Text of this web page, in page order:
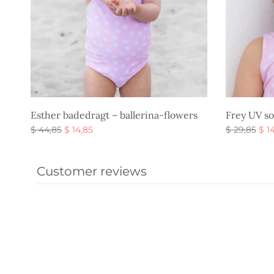
Esther badedragt – ballerina-flowers
$44,85 Den
$ 44,85.
$ 14,85Den
$ 14,85.
Frey UV
$29,85 $
Customer reviews